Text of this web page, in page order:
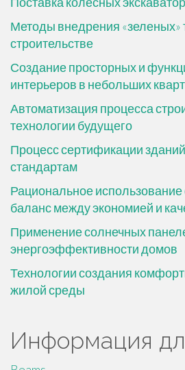
Методы внедрения «зеленых»
строительстве
Создание просторных и
интерьеров в небольших
Автоматизация процесса
технологии будущего
Процесс сертификации
стандартам
Рациональное
баланс между экономией и
Применение солнечных
энергоэффективности домов
Технологии создания
жилой среды
Информация